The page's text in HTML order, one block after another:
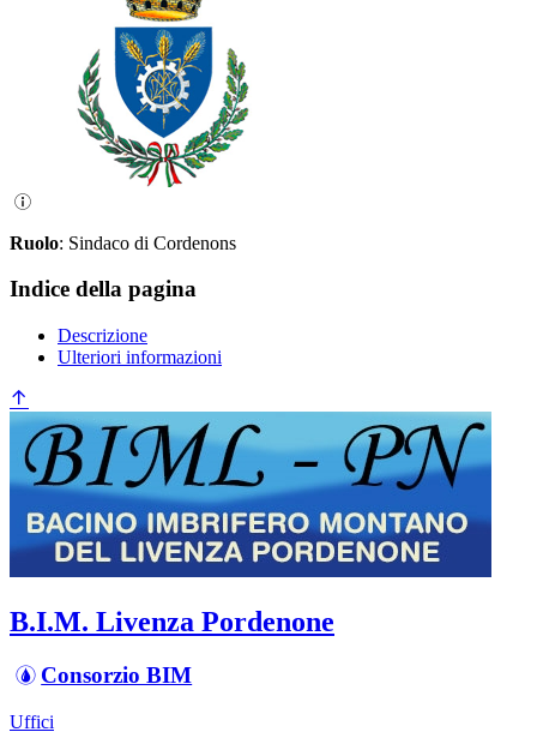
Ruolo: Sindaco di Cordenons
Indice della pagina
Descrizione
Ulteriori informazioni
B.I.M. Livenza Pordenone
Consorzio BIM
Uffici